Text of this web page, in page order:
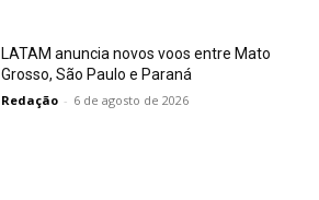
LATAM anuncia novos voos entre Mato
Grosso, São Paulo e Paraná
Redação - 6 de agosto de 2026